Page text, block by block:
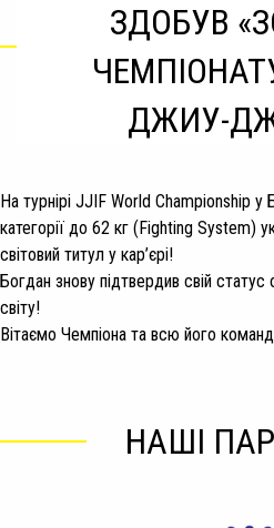
ЗДОБУВ
ДЖИУ-
На турнірі JJIF World Championship у
категорії до 62 кг (Fighting System)
світовий титул у кар’єрі!
Богдан знову підтвердив свій статус
світу!
Вітаємо Чемпіона та всю його
НАШІ